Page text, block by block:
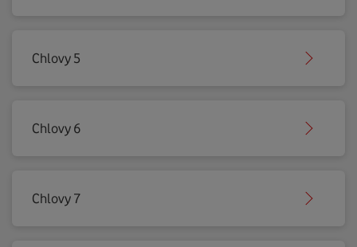
Chlovy 5
Chlovy 6
Chlovy 7